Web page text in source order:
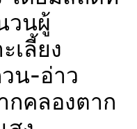
วนผู้
เลี้ยง
น-อ่าว
กคลองตาก